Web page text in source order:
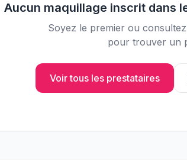
Aucun maquillage inscrit dans
Soyez le premier ou
pour trouver un
Voir tous les prestataires